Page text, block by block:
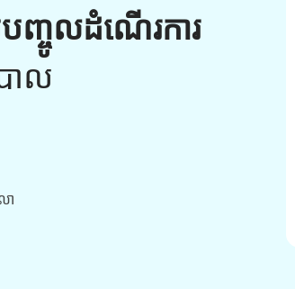
ញ្ចូលដំណើរការ
ាល
ា